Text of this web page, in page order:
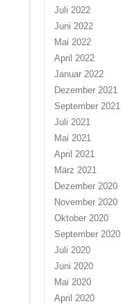
Juli 2022
Juni 2022
Mai 2022
April 2022
Januar 2022
Dezember 2021
September 2021
Juli 2021
Mai 2021
April 2021
März 2021
Dezember 2020
November 2020
Oktober 2020
September 2020
Juli 2020
Juni 2020
Mai 2020
April 2020